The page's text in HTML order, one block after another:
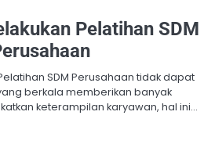
Pelatihan SDM
SDM Perusahaan tidak dapat
berkala memberikan banyak
keterampilan karyawan, hal ini…